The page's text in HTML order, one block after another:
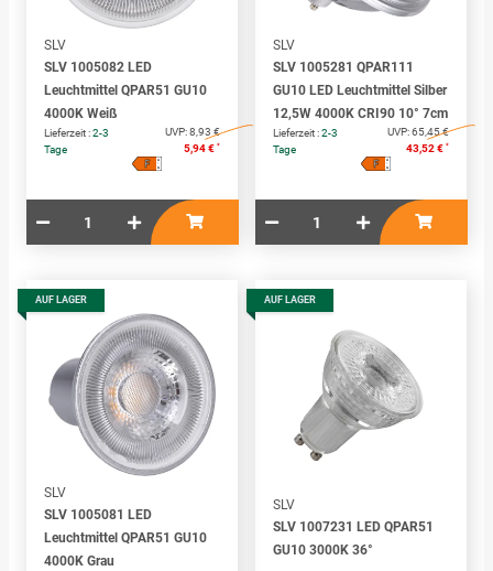
SLV
SLV 1005082 LED
Leuchtmittel QPAR51 GU10
4000K Weiß
Lieferzeit :2-3
Tage
UVP:8,93 €
5,94 € *
A
↑
G
F
SLV
SLV 1005281 QPAR111
GU10 LED Leuchtmittel Silber
12,5W 4000K CRI90 10° 7cm
Lieferzeit :2-3
Tage
UVP:65,45 €
43,52 € *
A
↑
G
F
AUF LAGER
SLV
SLV 1005081 LED
Leuchtmittel QPAR51 GU10
4000K Grau
AUF LAGER
SLV
SLV 1007231 LED QPAR51
GU10 3000K 36°